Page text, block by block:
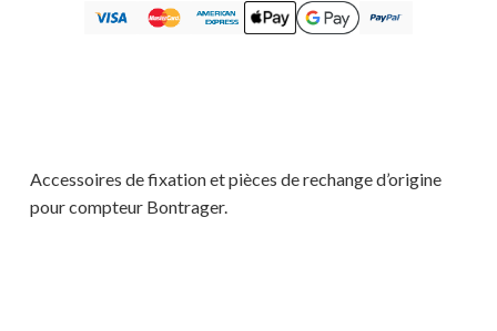
Accessoires de fixation et pièces de rechange d’origine
pour compteur Bontrager.